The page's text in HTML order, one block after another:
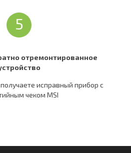
5
отремонтированное
исправный прибор c
чеком MSI